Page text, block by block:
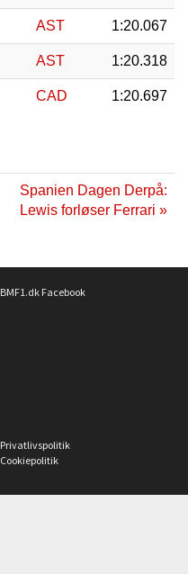
AST 1:20.067
AST 1:20.318
CAD 1:20.697
Spanien Dagen Derpå:
Lewis forløser Ferrari »
BMF1.dk Facebook
Privatlivspolitik
Cookiepolitik